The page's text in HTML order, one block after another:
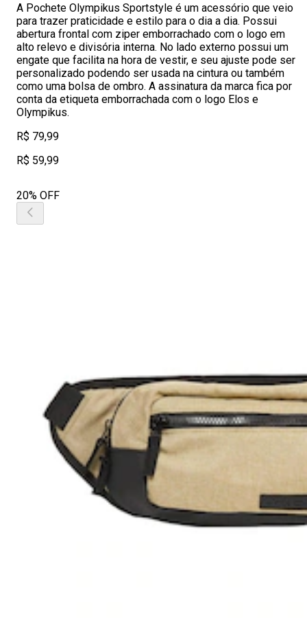
A Pochete Olympikus Sportstyle é um acessório que veio
para trazer praticidade e estilo para o dia a dia. Possui
abertura frontal com ziper emborrachado com o logo em
alto relevo e divisória interna. No lado externo possui um
engate que facilita na hora de vestir, e seu ajuste pode ser
personalizado podendo ser usada na cintura ou também
como uma bolsa de ombro. A assinatura da marca fica por
conta da etiqueta emborrachada com o logo Elos e
Olympikus.
R$ 79,99
R$ 59,99
20% OFF